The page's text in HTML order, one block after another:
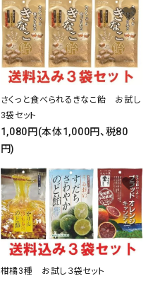
さくっと食べられるきなこ飴 お試し
3袋セット
1,080円(本体1,000円、税80
円)
favorite
柑橘3種 お試し３袋セット
favorite